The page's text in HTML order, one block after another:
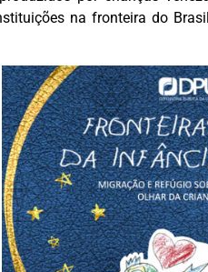
na fronteira do